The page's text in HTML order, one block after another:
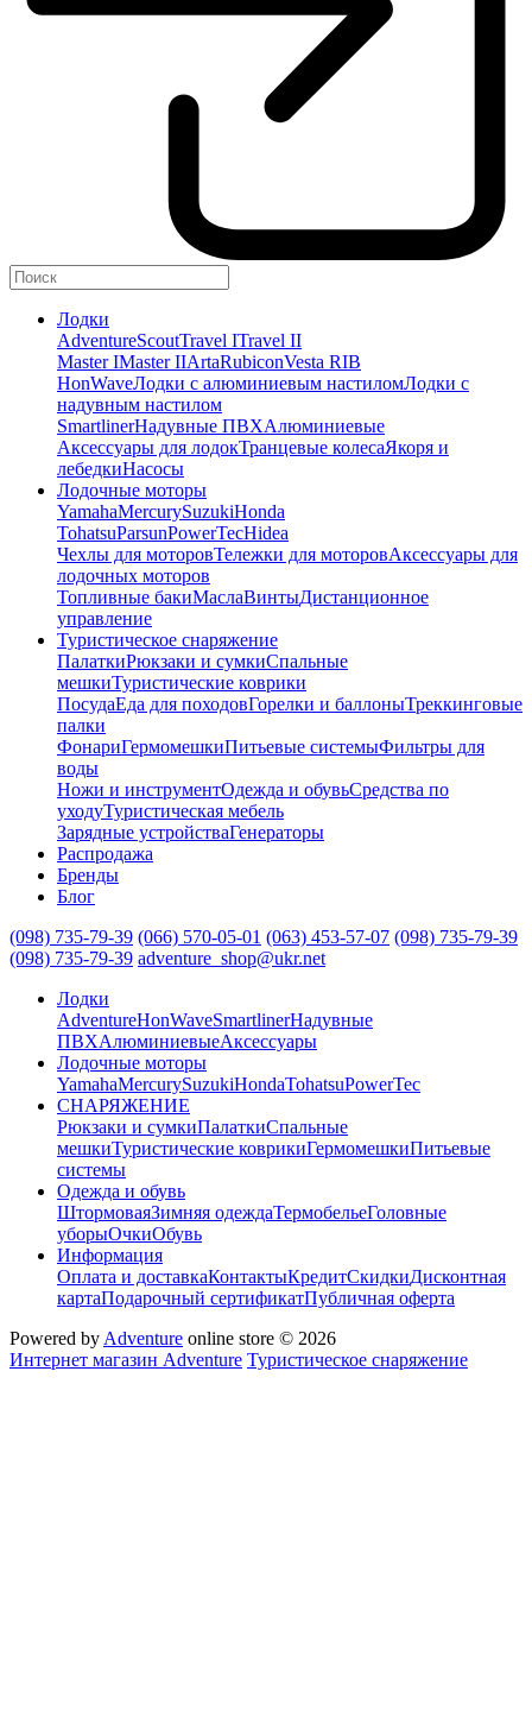
Лодки
AdventureScoutTravel ITravel II
Master IMaster IIArtaRubiconVesta RIB
HonWaveЛодки с алюминиевым настиломЛодки с
надувным настилом
SmartlinerНадувные ПВХАлюминиевые
Аксессуары для лодокТранцевые колесаЯкоря и
лебедкиНасосы
Лодочные моторы
YamahaMercurySuzukiHonda
TohatsuParsunPowerTecHidea
Чехлы для моторовТележки для моторовАксессуары для
лодочных моторов
Топливные бакиМаслаВинтыДистанционное
управление
Туристическое снаряжение
ПалаткиРюкзаки и сумкиСпальные
мешкиТуристические коврики
ПосудаЕда для походовГорелки и баллоныТреккинговые
палки
ФонариГермомешкиПитьевые системыФильтры для
воды
Ножи и инструментОдежда и обувьСредства по
уходуТуристическая мебель
Зарядные устройстваГенераторы
Распродажа
Бренды
Блог
(098) 735-79-39 (066) 570-05-01 (063) 453-57-07 (098) 735-79-39
(098) 735-79-39 adventure_shop@ukr.net
Лодки
AdventureHonWaveSmartlinerНадувные
ПВХАлюминиевыеАксессуары
Лодочные моторы
YamahaMercurySuzukiHondaTohatsuPowerTec
СНАРЯЖЕНИЕ
Рюкзаки и сумкиПалаткиСпальные
мешкиТуристические коврикиГермомешкиПитьевые
системы
Одежда и обувь
ШтормоваяЗимняя одеждаТермобельеГоловные
уборыОчкиОбувь
Информация
Оплата и доставкаКонтактыКредитСкидкиДисконтная
картаПодарочный сертификатПубличная оферта
Powered by Adventure online store © 2026
Интернет магазин Adventure Туристическое снаряжение